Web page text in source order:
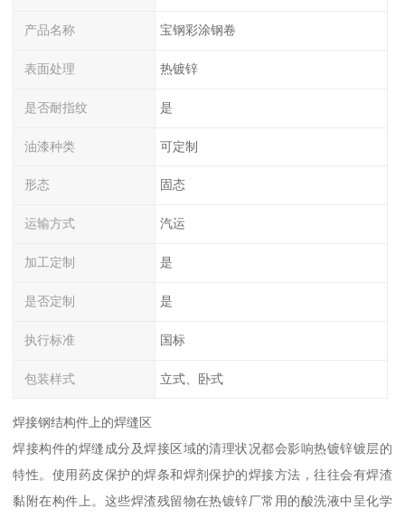
产品名称 宝钢彩涂钢卷
表面处理 热镀锌
是否耐指纹 是
油漆种类 可定制
形态 固态
运输方式 汽运
加工定制 是
是否定制 是
执行标准 国标
包装样式 立式、卧式
焊接钢结构件上的焊缝区
焊接构件的焊缝成分及焊接区域的清理状况都会影响热镀锌镀层的
特性。使用药皮保护的焊条和焊剂保护的焊接方法，往往会有焊渣
黏附在构件上。这些焊渣残留物在热镀锌厂常用的酸洗液中呈化学